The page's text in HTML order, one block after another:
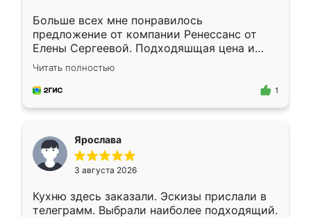
Больше всех мне понравилось
предложение от компании Ренессанс от
Елены Сергеевой. Подходяшщая цена и
короткие сроки изготовления. Приехавший
для замера сотрудник Владислав
предложил по моему эскизу самый
Читать полностью
1
Ярослава
3 августа 2026
Кухню здесь заказали. Эскизы прислали в
телеграмм. Выбрали наиболее подходящий.